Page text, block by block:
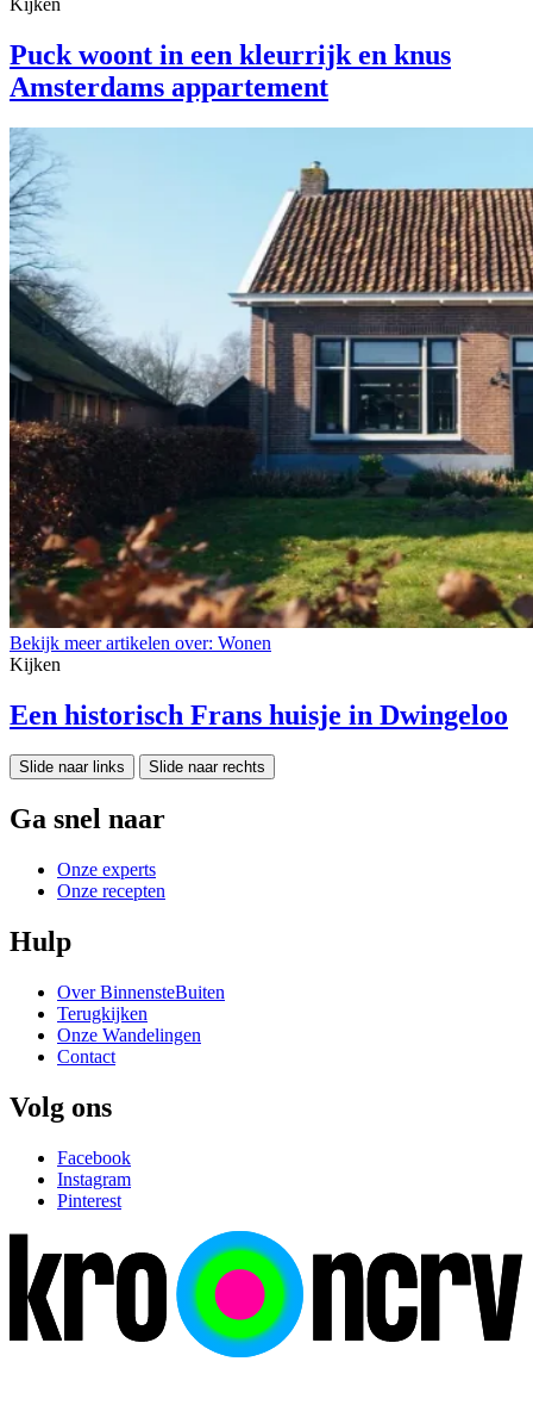
Puck woont in een kleurrijk en knus
Amsterdams appartement
Bekijk meer artikelen over: Wonen
Kijken
Een historisch Frans huisje in Dwingeloo
Slide naar links Slide naar rechts
Ga snel naar
Onze experts
Onze recepten
Hulp
Over BinnensteBuiten
Terugkijken
Onze Wandelingen
Contact
Volg ons
Facebook
Instagram
Pinterest